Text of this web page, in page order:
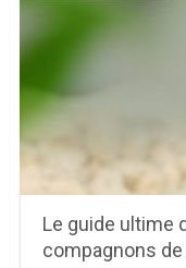
Le guide ultime
compagnons de